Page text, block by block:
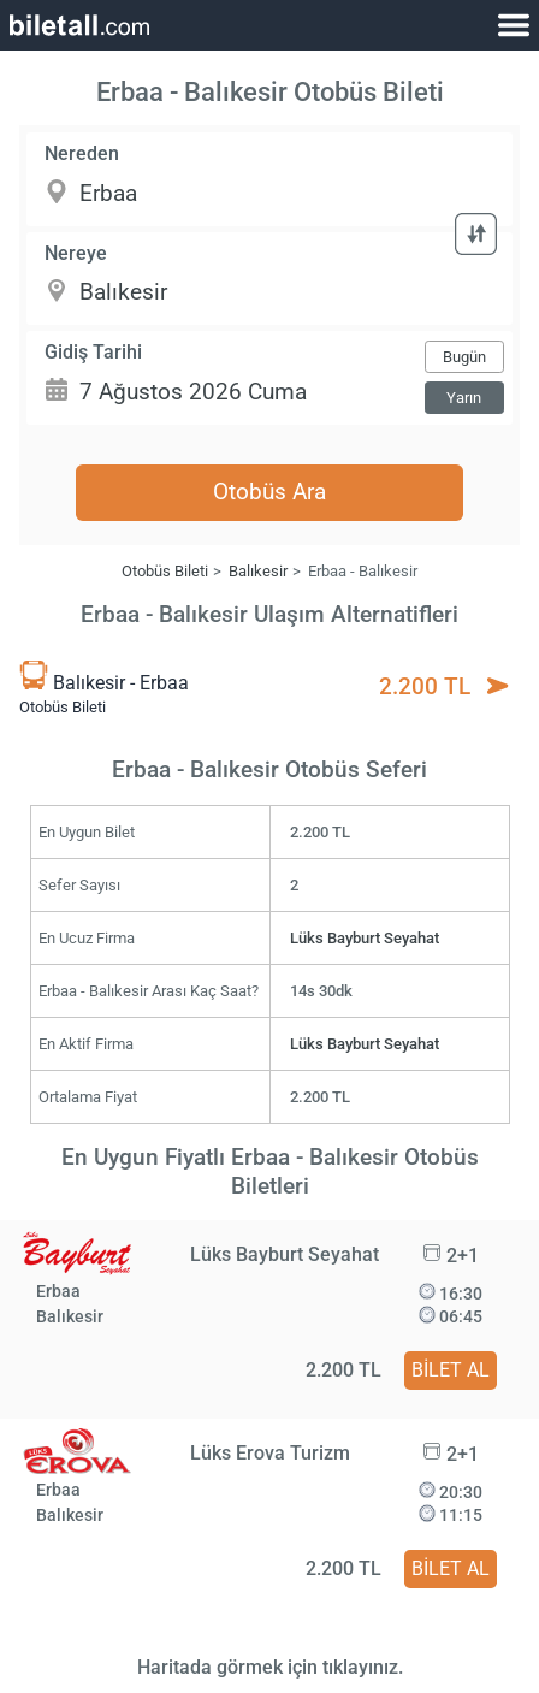
Erbaa - Balıkesir Otobüs Bileti
Nereden
Nereye
Gidiş Tarihi Bugün
Yarın
Otobüs Ara
Otobüs Bileti Balıkesir Erbaa - Balıkesir
Erbaa - Balıkesir Ulaşım Alternatifleri
Balıkesir - Erbaa
Otobüs Bileti
2.200 TL
Erbaa - Balıkesir Otobüs Seferi
En Uygun Bilet 2.200 TL
Sefer Sayısı 2
En Ucuz Firma Lüks Bayburt Seyahat
Erbaa - Balıkesir Arası Kaç Saat? 14s 30dk
En Aktif Firma Lüks Bayburt Seyahat
Ortalama Fiyat 2.200 TL
En Uygun Fiyatlı Erbaa - Balıkesir Otobüs
Biletleri
Lüks Bayburt Seyahat 2+1
Erbaa
Balıkesir
16:30
06:45
2.200 TL BİLET AL
Lüks Erova Turizm 2+1
Erbaa
Balıkesir
20:30
11:15
2.200 TL BİLET AL
Haritada görmek için tıklayınız.